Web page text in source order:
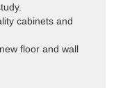
cabinets and
floor and wall